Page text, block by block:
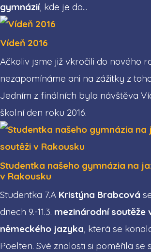
gymnázií, kde je do...
Vídeň 2016
Ačkoliv jsme již vkročili do nového
nezapomínáme ani na zážitky z
Jedním z finálních byla návštěva
školní den roku 2016.
Studentka našeho gymnázia na
v Rakousku
Studentka 7.A Kristýna Brabcová
dnech 9.-11.3. mezinárodní soutěže
německého jazyka, která se
Poelten. Své znalosti si poměřila se